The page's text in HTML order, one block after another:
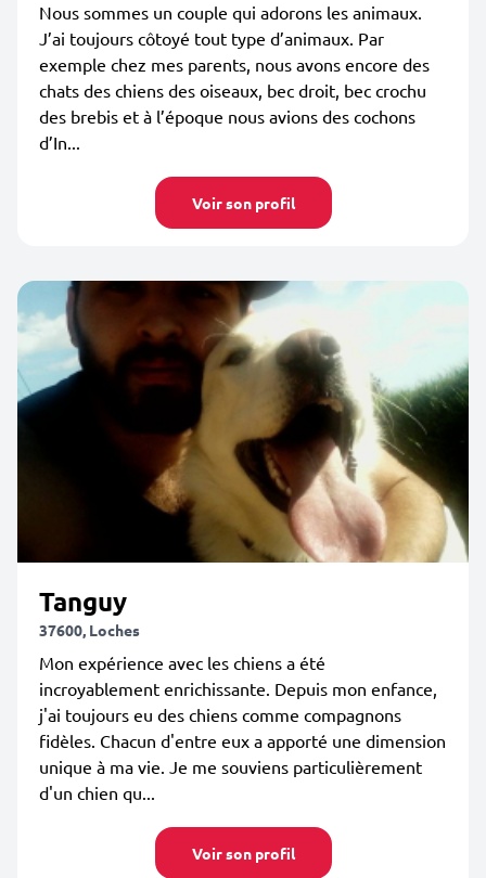
Nous sommes un couple qui adorons les animaux.
J’ai toujours côtoyé tout type d’animaux. Par
exemple chez mes parents, nous avons encore des
chats des chiens des oiseaux, bec droit, bec crochu
des brebis et à l’époque nous avions des cochons
d’In...
Voir son profil
Tanguy
37600, Loches
Mon expérience avec les chiens a été
incroyablement enrichissante. Depuis mon enfance,
j'ai toujours eu des chiens comme compagnons
fidèles. Chacun d'entre eux a apporté une dimension
unique à ma vie. Je me souviens particulièrement
d'un chien qu...
Voir son profil